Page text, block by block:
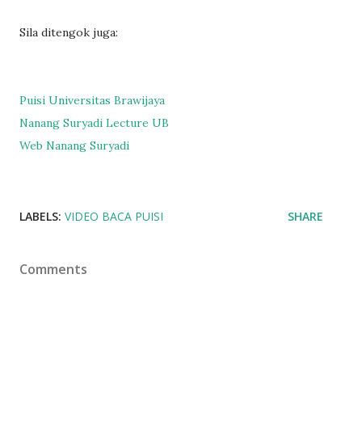
Sila ditengok juga:
Puisi Universitas Brawijaya
Nanang Suryadi Lecture UB
Web Nanang Suryadi
LABELS: VIDEO BACA PUISI SHARE
Comments